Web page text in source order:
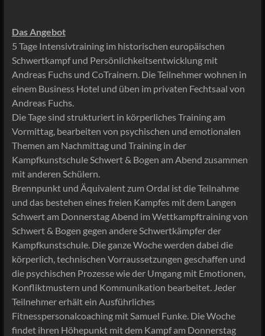
Das Angebot
5 Tage Intensivtraining im historischen europäischen
Schwertkampf und Persönlichkeitsentwicklung mit
Andreas Fuchs und CoTrainern. Die Teilnehmer wohnen in
einem Business Hotel und üben im privaten Fechtsaal von
Andreas Fuchs.
Die Tage sind strukturiert in körperliches Training am
Vormittag, bearbeiten von psychischen und emotionalen
Themen am Nachmittag und Training in der
Kampfkunstschule Schwert & Bogen am Abend zusammen
mit anderen Schülern.
Brennpunkt und Äquivalent zum Ordal ist die Teilnahme
und das bestehen eines freien Kampfes mit dem Langen
Schwert am Donnerstag Abend im Wettkampftraining von
Schwert & Bogen gegen andere Schwertkämpfer der
Kampfkunstschule. Die ganze Woche werden dabei die
körperlich, technischen Vorraussetzungen geschaffen und
die psychischen Prozesse wie der Umgang mit Emotionen,
Konfliktmustern und Kommunikation bearbeitet. Jeder
Teilnehmer erhält ein Ausführliches
Fitnesspersonalcoaching mit Samuel Funke. Die Woche
findet ihren Höhepunkt mit dem Kampf am Donnerstag